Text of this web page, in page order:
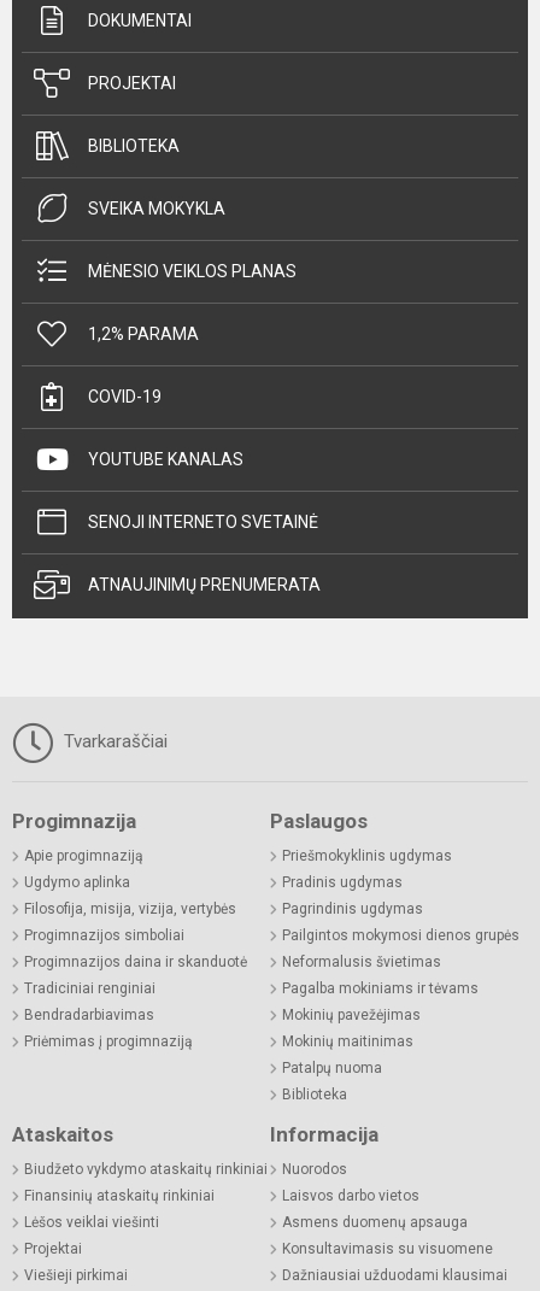
DOKUMENTAI
PROJEKTAI
BIBLIOTEKA
SVEIKA MOKYKLA
MĖNESIO VEIKLOS PLANAS
1,2% PARAMA
COVID-19
YOUTUBE KANALAS
SENOJI INTERNETO SVETAINĖ
ATNAUJINIMŲ PRENUMERATA
Tvarkaraščiai
Progimnazija
Apie progimnaziją
Ugdymo aplinka
Filosofija, misija, vizija, vertybės
Progimnazijos simboliai
Progimnazijos daina ir skanduotė
Tradiciniai renginiai
Bendradarbiavimas
Priėmimas į progimnaziją
Paslaugos
Priešmokyklinis ugdymas
Pradinis ugdymas
Pagrindinis ugdymas
Pailgintos mokymosi dienos grupės
Neformalusis švietimas
Pagalba mokiniams ir tėvams
Mokinių pavežėjimas
Mokinių maitinimas
Patalpų nuoma
Biblioteka
Ataskaitos
Biudžeto vykdymo ataskaitų rinkiniai
Finansinių ataskaitų rinkiniai
Lėšos veiklai viešinti
Projektai
Viešieji pirkimai
Informacija
Nuorodos
Laisvos darbo vietos
Asmens duomenų apsauga
Konsultavimasis su visuomene
Dažniausiai užduodami klausimai